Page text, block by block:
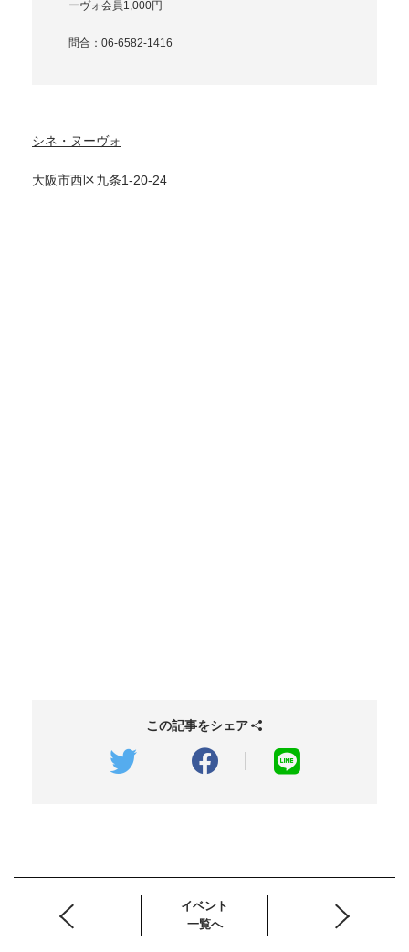
ーヴォ会員1,000円
問合：06-6582-1416
シネ・ヌーヴォ
大阪市西区九条1-20-24
この記事をシェア
イベント
一覧へ